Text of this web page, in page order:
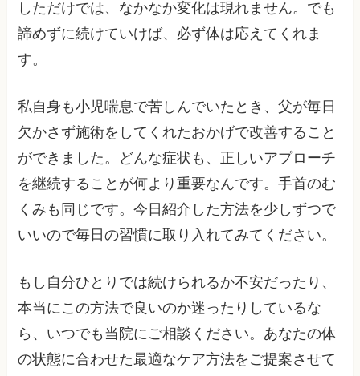
しただけでは、なかなか変化は現れません。でも
諦めずに続けていけば、必ず体は応えてくれま
す。
私自身も小児喘息で苦しんでいたとき、父が毎日
欠かさず施術をしてくれたおかげで改善すること
ができました。どんな症状も、正しいアプローチ
を継続することが何より重要なんです。手首のむ
くみも同じです。今日紹介した方法を少しずつで
いいので毎日の習慣に取り入れてみてください。
もし自分ひとりでは続けられるか不安だったり、
本当にこの方法で良いのか迷ったりしているな
ら、いつでも当院にご相談ください。あなたの体
の状態に合わせた最適なケア方法をご提案させて